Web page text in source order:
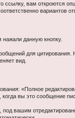
вам откроются
вариантов
данную кнопку.
для
вид.
«Полное
вы это сообщение
под вашим